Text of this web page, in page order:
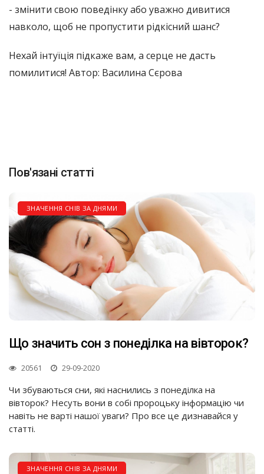
- змінити свою поведінку або уважно дивитися
навколо, щоб не пропустити рідкісний шанс?
Нехай інтуїція підкаже вам, а серце не дасть
помилитися! Автор: Василина Сєрова
Пов'язані статті
ЗНАЧЕННЯ СНІВ ЗА ДНЯМИ
Що значить сон з понеділка на вівторок?
20561 29-09-2020
Чи збуваються сни, які наснились з понеділка на
вівторок? Несуть вони в собі пророцьку інформацію чи
навіть не варті нашої уваги? Про все це дизнавайся у
статті.
ЗНАЧЕННЯ СНІВ ЗА ДНЯМИ